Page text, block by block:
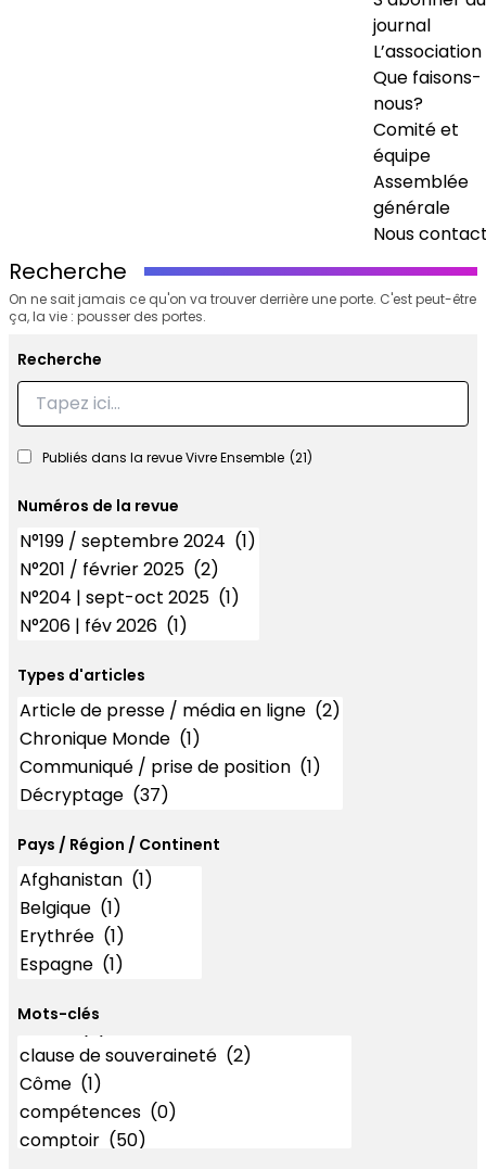
journal
L’association
Que faisons-
nous?
Comité et
équipe
Assemblée
générale
Nous
Recherche
On ne sait jamais ce qu'on va trouver derrière une porte. C'est peut-être
ça, la vie : pousser des portes.
Recherche
Recherche
Publiés dans la revue Vivre Ensemble (21)
Numéros de la revue
Numéros
Types d'articles
Types d'articles
Pays / Région / Continent
Mots-clés
Mots-clés